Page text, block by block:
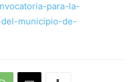
para-la-
municipio-de-